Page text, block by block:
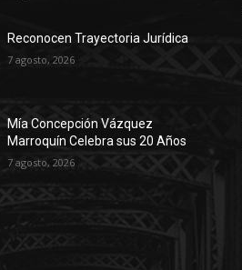
Reconocen Trayectoria Jurídica
7 agosto, 2026
Mía Concepción Vázquez
Marroquín Celebra sus 20 Años
7 agosto, 2026